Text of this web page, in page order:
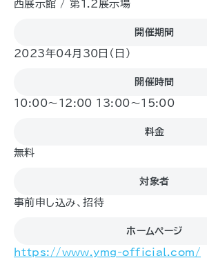
西展示館 / 第1.2展示場
開催期間
2023年04月30日（日)
開催時間
10:00～12:00 13:00～15:00
料金
無料
対象者
事前申し込み、招待
ホームページ
https://www.ymg-official.com/